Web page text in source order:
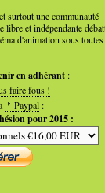
surtout une communauté
libre et indépendante
d'animation sous toutes
en adhérant :
faire fous !
Paypal :
pour 2015 :